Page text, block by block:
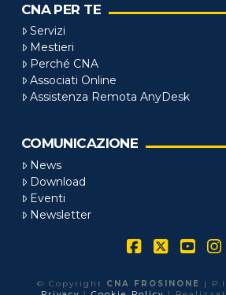
CNA PER TE
Servizi
Mestieri
Perché CNA
Associati Online
Assistenza Remota AnyDesk
COMUNICAZIONE
News
Download
Eventi
Newsletter
© Copyright CNA FROSINONE
|